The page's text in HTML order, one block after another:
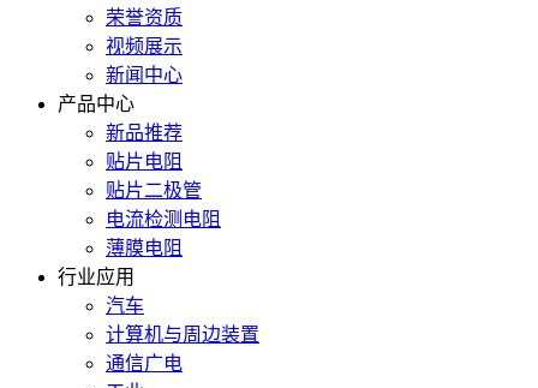
荣誉资质
视频展示
新闻中心
产品中心
新品推荐
贴片电阻
贴片二极管
电流检测电阻
薄膜电阻
行业应用
汽车
计算机与周边装置
通信广电